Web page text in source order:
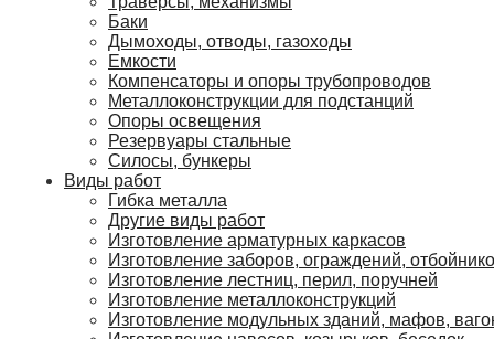
Баки
Дымоходы, отводы, газоходы
Емкости
Компенсаторы и опоры трубопроводов
Металлоконструкции для подстанций
Опоры освещения
Резервуары стальные
Силосы, бункеры
Виды работ
Гибка металла
Другие виды работ
Изготовление арматурных каркасов
Изготовление заборов, ограждений,
Изготовление лестниц, перил, поручней
Изготовление металлоконструкций
Изготовление модульных зданий, мафов,